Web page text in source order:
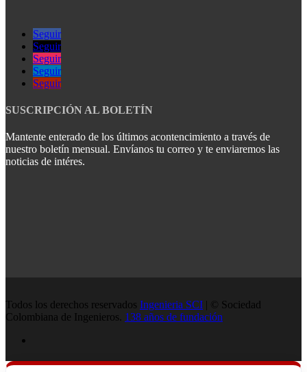
Seguir
Seguir
Seguir
Seguir
Seguir
SUSCRIPCIÓN AL BOLETÍN
Mantente enterado de los últimos acontencimiento a través de
nuestro boletín mensual. Envíanos tu correo y te enviaremos las
noticias de intéres.
Todos los derechos reservados Ingenieria SCI | © Sociedad
Colombiana de Ingenieros. 138 años de fundación